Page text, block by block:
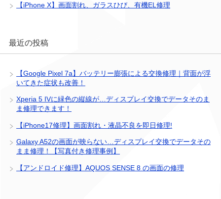
【iPhone X】画面割れ、ガラスひび、有機EL修理
最近の投稿
【Google Pixel 7a】バッテリー膨張による交換修理｜背面が浮
いてきた症状も改善！
Xperia 5 IVに緑色の縦線が…ディスプレイ交換でデータそのま
ま修理できます！
【iPhone17修理】画面割れ・液晶不良を即日修理!
Galaxy A52の画面が映らない…ディスプレイ交換でデータその
まま修理！【写真付き修理事例】
【アンドロイド修理】AQUOS SENSE 8 の画面の修理